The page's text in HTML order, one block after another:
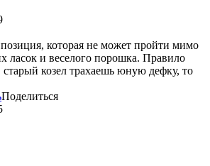
которая не может пройти мимо
ласок и веселого порошка. Правило
козел трахаешь юную дефку, то
Поделиться